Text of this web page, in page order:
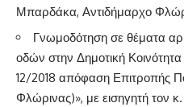
Μπαρδάκα, Αντιδήμαρχο
Γνωμοδότηση σε θέματα
οδών στην Δημοτική
12/2018 απόφαση Επιτροπής
Φλώρινας)», με εισηγητή τον